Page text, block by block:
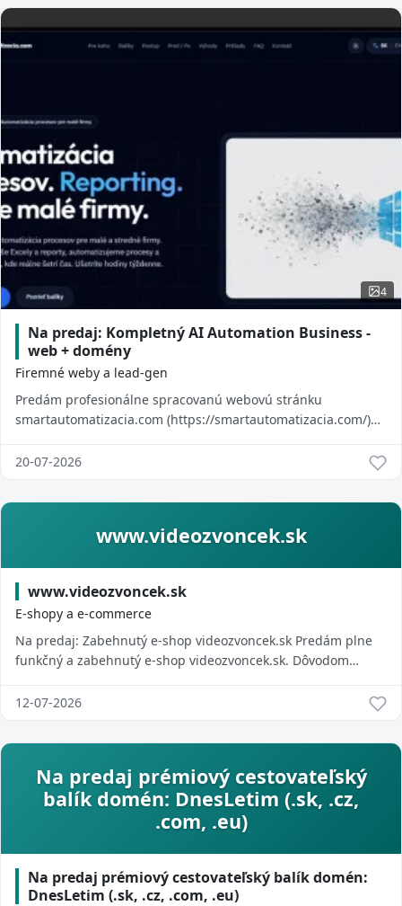
4
Na predaj: Kompletný AI Automation Business -
web + domény
Firemné weby a lead-gen
Predám profesionálne spracovanú webovú stránku
smartautomatizacia.com (https://smartautomatizacia.com/)
20-07-2026
www.videozvoncek.sk
www.videozvoncek.sk
E-shopy a e-commerce
Na predaj: Zabehnutý e-shop videozvoncek.sk Predám plne
funkčný a zabehnutý e-shop videozvoncek.sk. Dôvodom
12-07-2026
Na predaj prémiový cestovateľský
balík domén: DnesLetim (.sk, .cz,
.com, .eu)
Na predaj prémiový cestovateľský balík domén:
DnesLetim (.sk, .cz, .com, .eu)